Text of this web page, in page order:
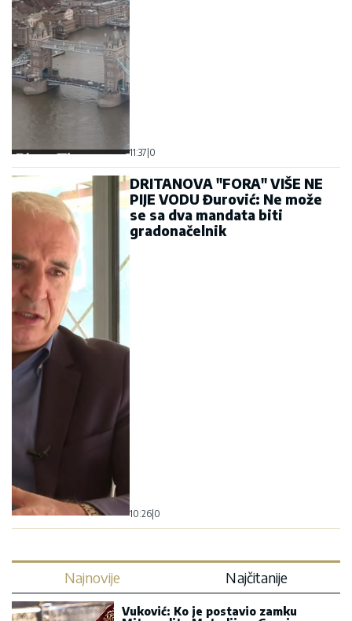
11:37 0
DRITANOVA "FORA" VIŠE NE
PIJE VODU Đurović: Ne može
se sa dva mandata biti
gradonačelnik
10:26 0
Najnovije Najčitanije
Vuković: Ko je postavio zamku